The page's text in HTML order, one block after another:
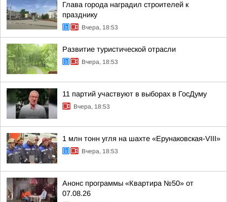
Глава города наградил строителей к
празднику
Вчера, 18:53
Развитие туристической отрасли
Вчера, 18:53
11 партий участвуют в выборах в ГосДуму
Вчера, 18:53
1 млн тонн угля на шахте «Ерунаковская-VIII»
Вчера, 18:53
Анонс программы «Квартира №50» от
07.08.26